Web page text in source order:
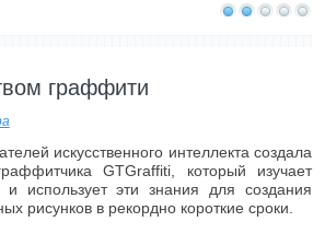
граффити
искусственного интеллекта создала
GTGraffiti, который изучает
и использует эти знания для создания
рисунков в рекордно короткие сроки.